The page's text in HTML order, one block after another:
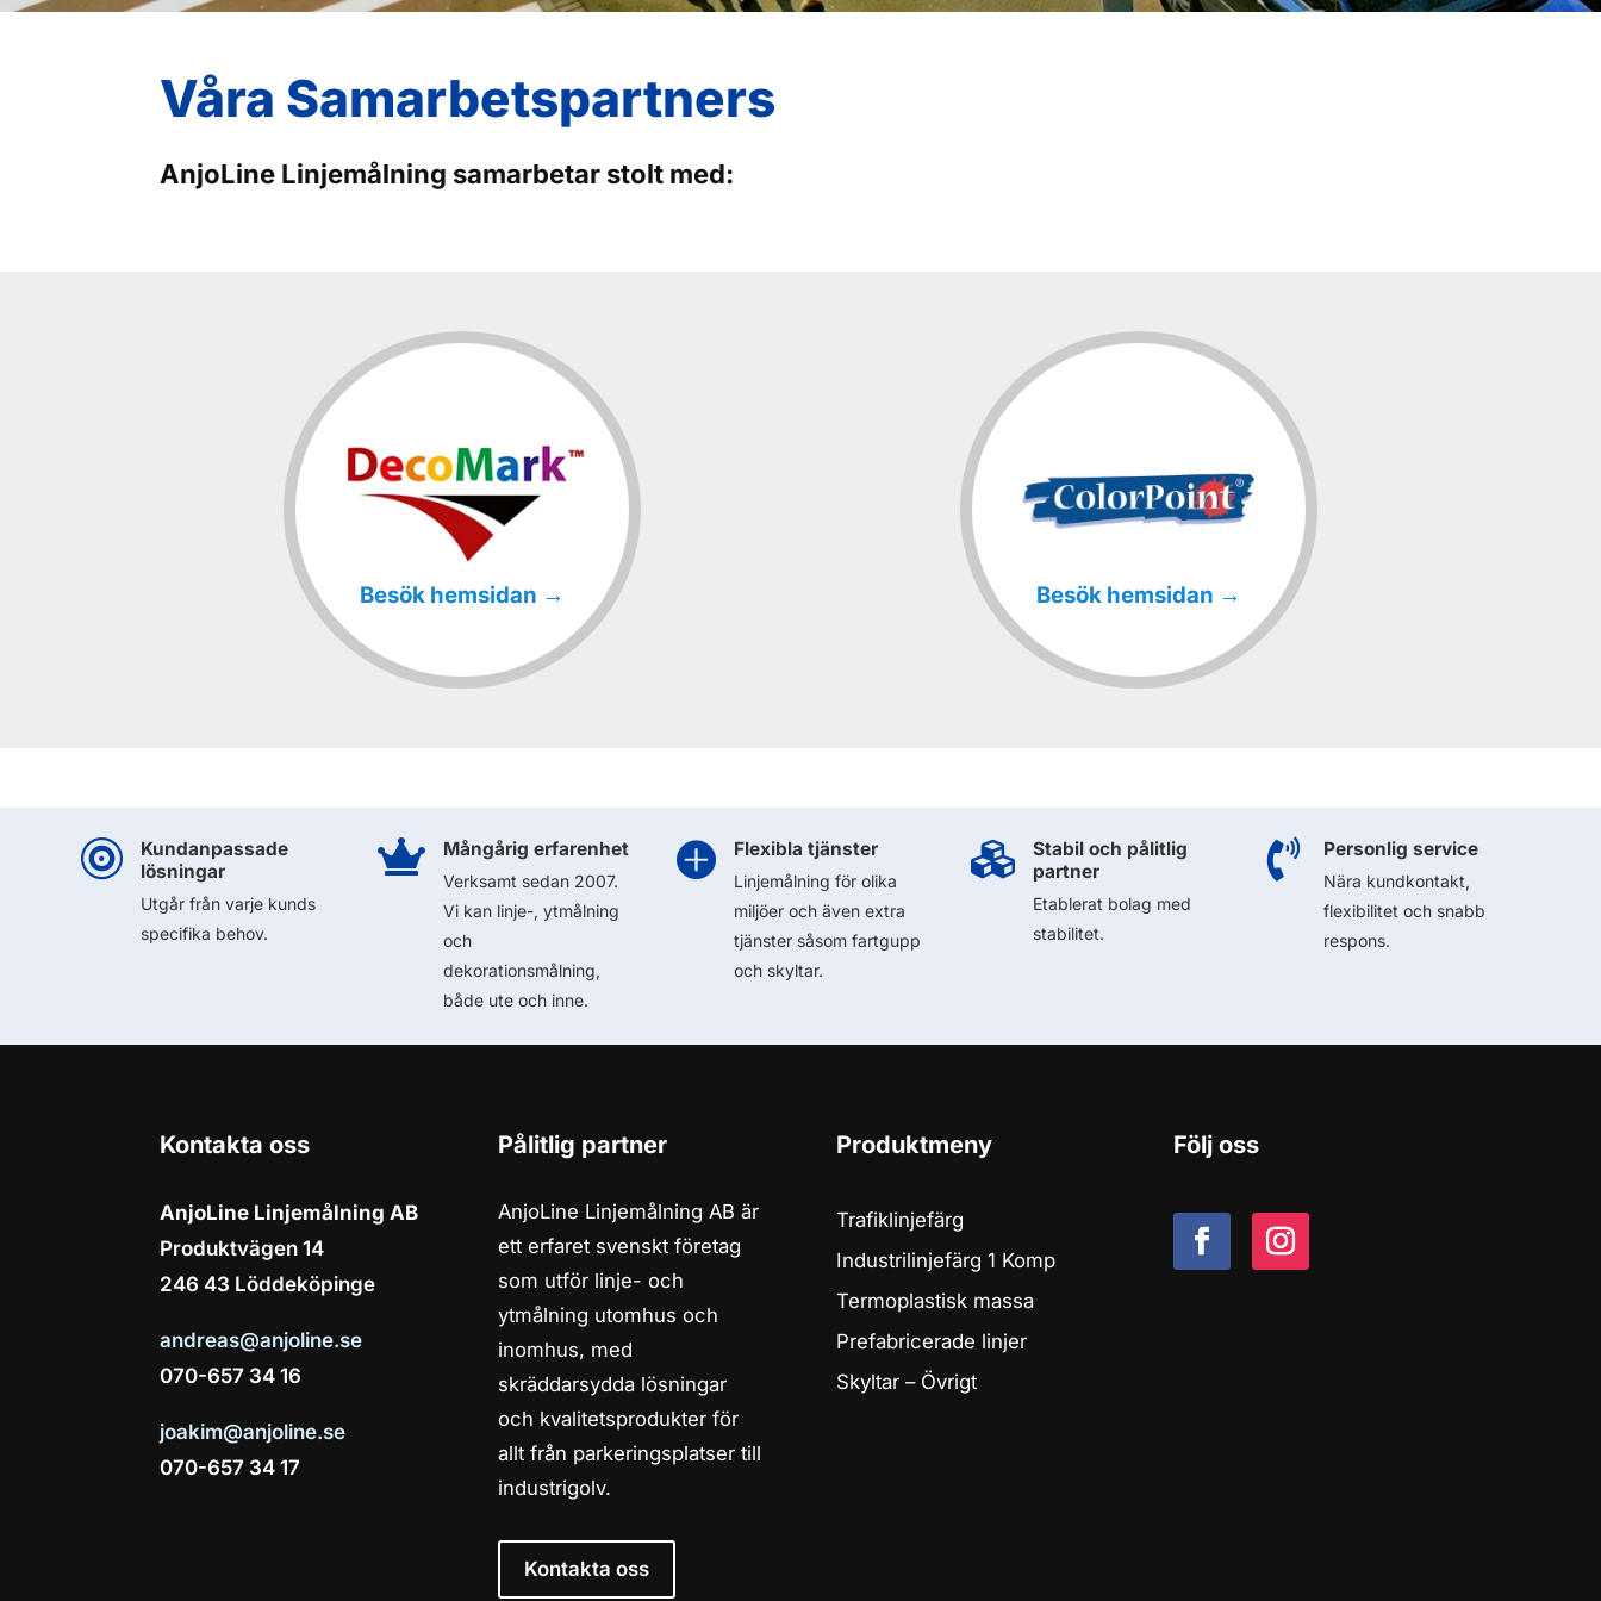
Våra Samarbetspartners
AnjoLine Linjemålning samarbetar stolt med:
Besök hemsidan → Besök hemsidan →

Kundanpassade
lösningar
Utgår från varje kunds
specifika behov.
 Mångårig erfarenhet
Verksamt sedan 2007.
Vi kan linje-, ytmålning
och
dekorationsmålning,
både ute och inne.
 Flexibla tjänster
Linjemålning för olika
miljöer och även extra
tjänster såsom fartgupp
och skyltar.

Stabil och pålitlig
partner
Etablerat bolag med
stabilitet.
 Personlig service
Nära kundkontakt,
flexibilitet och snabb
respons.
Kontakta oss
AnjoLine Linjemålning AB
Produktvägen 14
246 43 Löddeköpinge
andreas@anjoline.se
070-657 34 16
joakim@anjoline.se
070-657 34 17
Pålitlig partner
AnjoLine Linjemålning AB är
ett erfaret svenskt företag
som utför linje- och
ytmålning utomhus och
inomhus, med
skräddarsydda lösningar
och kvalitetsprodukter för
allt från parkeringsplatser till
industrigolv.
Kontakta oss
Produktmeny
Trafiklinjefärg
Industrilinjefärg 1 Komp
Termoplastisk massa
Prefabricerade linjer
Skyltar – Övrigt
Följ oss